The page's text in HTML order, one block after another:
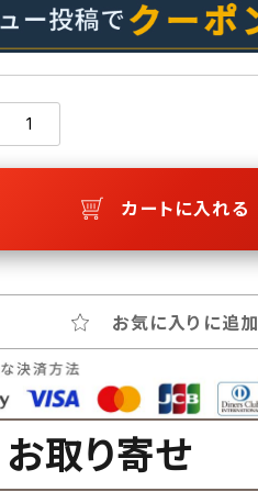
カートに入れる
お気に入りに追加
お取り寄せ